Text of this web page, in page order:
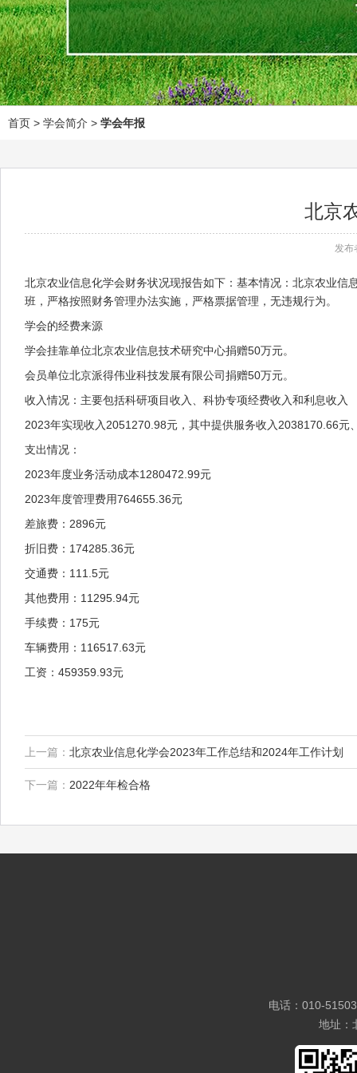
首页 > 学会简介 > 学会年报
北京
发布
北京农业信息化学会财务状况现报告如下：基本情况：北京农业
班，严格按照财务管理办法实施，严格票据管理，无违规行为。
学会的经费来源
学会挂靠单位北京农业信息技术研究中心捐赠50万元。
会员单位北京派得伟业科技发展有限公司捐赠50万元。
收入情况：主要包括科研项目收入、科协专项经费收入和利息收入
2023年实现收入2051270.98元，其中提供服务收入2038170.66元
支出情况：
2023年度业务活动成本1280472.99元
2023年度管理费用764655.36元
差旅费：2896元
折旧费：174285.36元
交通费：111.5元
其他费用：11295.94元
手续费：175元
车辆费用：116517.63元
工资：459359.93元
上一篇： 北京农业信息化学会2023年工作总结和2024年工作计划
下一篇： 2022年年检合格
电话：010-
地址：